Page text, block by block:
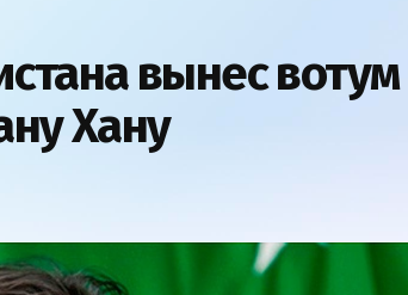
вынес вотум
Хану